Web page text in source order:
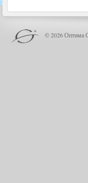
© 2026 Оптима